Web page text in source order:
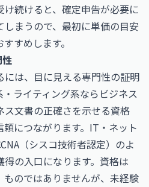
続けると、確定申告が必要に
まうので、最初に単価の目安
すめします。
は、目に見える専門性の証明
ライティング系なら ビジネス
ス文書の正確さを示せる資格
につながります。IT・ネット
（シスコ技術者認定） のよ
の入口になります。資格は
ものではありませんが、未経験